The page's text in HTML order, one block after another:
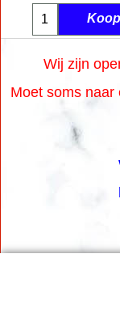
Wij zijn
Moet soms naar